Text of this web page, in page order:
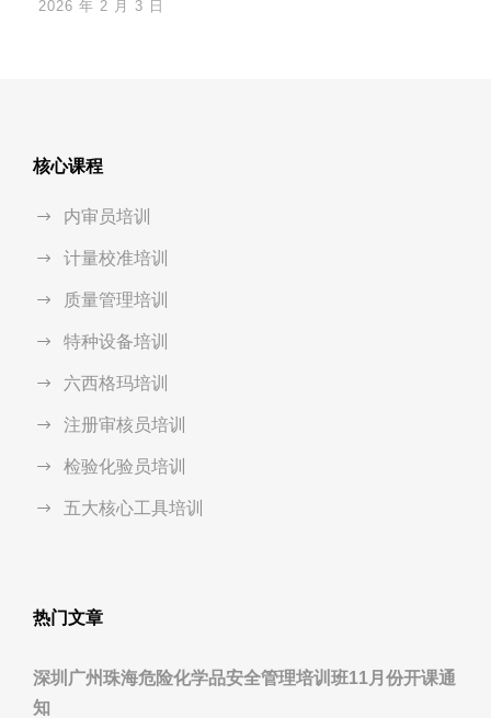
2026 年 2 月 3 日
核心课程
内审员培训
计量校准培训
质量管理培训
特种设备培训
六西格玛培训
注册审核员培训
检验化验员培训
五大核心工具培训
热门文章
深圳广州珠海危险化学品安全管理培训班11月份开课通
知